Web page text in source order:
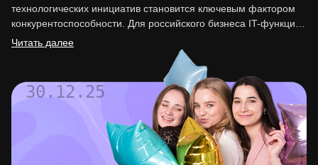
технологических инициатив становится ключевым фактором
конкурентоспособности. Для российского бизнеса IT-функция
перестала быть вспомогательной. Она напрямую влияет на
Читать далее
30.12.25